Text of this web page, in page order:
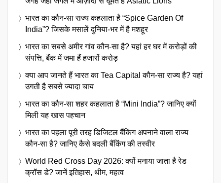
भारत का कौन-सा राज्य कहलाता है “Spice Garden Of
India”? जिसके मसालें दुनिया-भर में है मशहूर
भारत का सबसे अमीर गांव कौन-सा है? यहां हर घर में करोड़ों की
संपत्ति, बैंक में जमा हैं हजारों करोड़
क्या आप जानते हैं भारत का Tea Capital कौन-सा राज्य है? यहां
उगती है सबसे ज्यादा चाय
भारत का कौन-सा शहर कहलाता है “Mini India”? जानिए क्यों
मिली यह खास पहचान
भारत का पहला पूरी तरह डिजिटल बैंकिंग अपनाने वाला राज्य
कौन-सा है? जानिए कैसे बदली बैंकिंग की तस्वीर
World Red Cross Day 2026: क्यों मनाया जाता है रेड
क्रॉस डे? जानें इतिहास, थीम, महत्व